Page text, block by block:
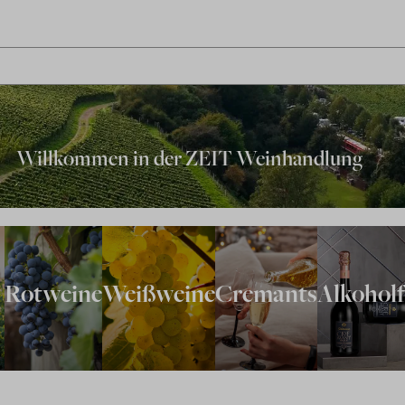
Willkommen in der ZEIT Weinhandlung
RotweineWeißweineCremants